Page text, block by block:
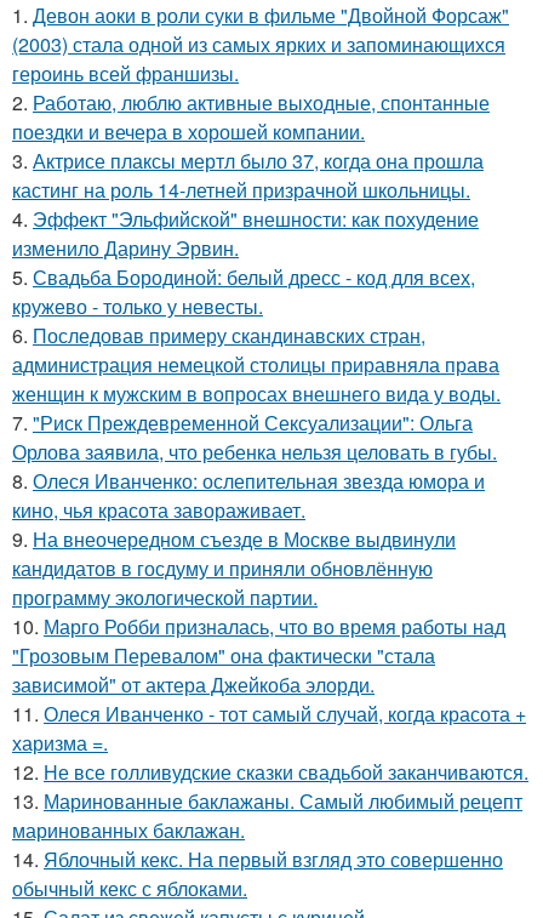
1. Девон аоки в роли суки в фильме "Двойной Форсаж"
(2003) стала одной из самых ярких и запоминающихся
героинь всей франшизы.
2. Работаю, люблю активные выходные, спонтанные
поездки и вечера в хорошей компании.
3. Актрисе плаксы мертл было 37, когда она прошла
кастинг на роль 14-летней призрачной школьницы.
4. Эффект "Эльфийской" внешности: как похудение
изменило Дарину Эрвин.
5. Свадьба Бородиной: белый дресс - код для всех,
кружево - только у невесты.
6. Последовав примеру скандинавских стран,
администрация немецкой столицы приравняла права
женщин к мужским в вопросах внешнего вида у воды.
7. "Риск Преждевременной Сексуализации": Ольга
Орлова заявила, что ребенка нельзя целовать в губы.
8. Олеся Иванченко: ослепительная звезда юмора и
кино, чья красота завораживает.
9. На внеочередном съезде в Москве выдвинули
кандидатов в госдуму и приняли обновлённую
программу экологической партии.
10. Марго Робби призналась, что во время работы над
"Грозовым Перевалом" она фактически "стала
зависимой" от актера Джейкоба элорди.
11. Олеся Иванченко - тот самый случай, когда красота +
харизма =.
12. Не все голливудские сказки свадьбой заканчиваются.
13. Маринованные баклажаны. Самый любимый рецепт
маринованных баклажан.
14. Яблочный кекс. На первый взгляд это совершенно
обычный кекс с яблоками.